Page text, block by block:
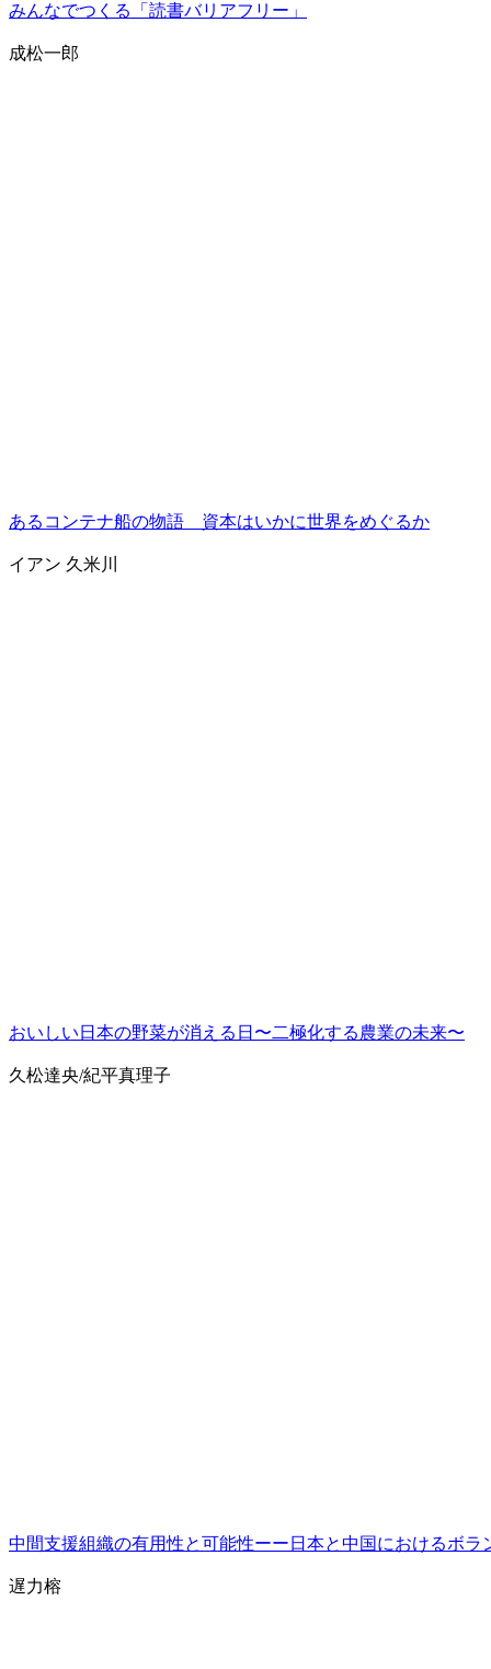
みんなでつくる「読書バリアフリー」
成松一郎
あるコンテナ船の物語 資本はいかに世界をめぐるか
イアン 久米川
おいしい日本の野菜が消える日〜二極化する農業の未来〜
久松達央/紀平真理子
中間支援組織の有用性と可能性ーー日本と中国におけるボ
遅力榕